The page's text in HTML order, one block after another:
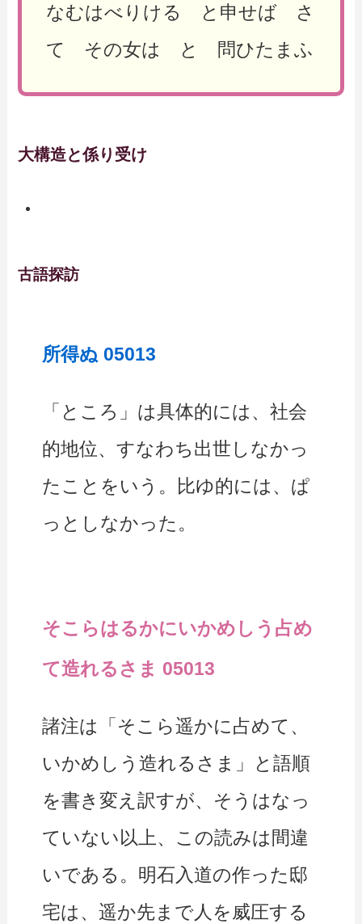
なむはべりける と申せば さ
て その女は と 問ひたまふ
大構造と係り受け
古語探訪
所得ぬ 05013
「ところ」は具体的には、社会
的地位、すなわち出世しなかっ
たことをいう。比ゆ的には、ぱ
っとしなかった。
そこらはるかにいかめしう占め
て造れるさま 05013
諸注は「そこら遥かに占めて、
いかめしう造れるさま」と語順
を書き変え訳すが、そうはなっ
ていない以上、この読みは間違
いである。明石入道の作った邸
宅は、遥か先まで人を威圧する